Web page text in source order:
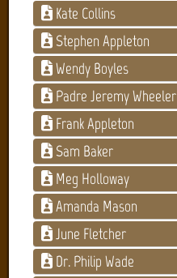
Kate Collins
Stephen Appleton
Wendy Boyles
Padre Jeremy Wheeler
Frank Appleton
Sam Baker
Meg Holloway
Amanda Mason
June Fletcher
Dr. Philip Wade